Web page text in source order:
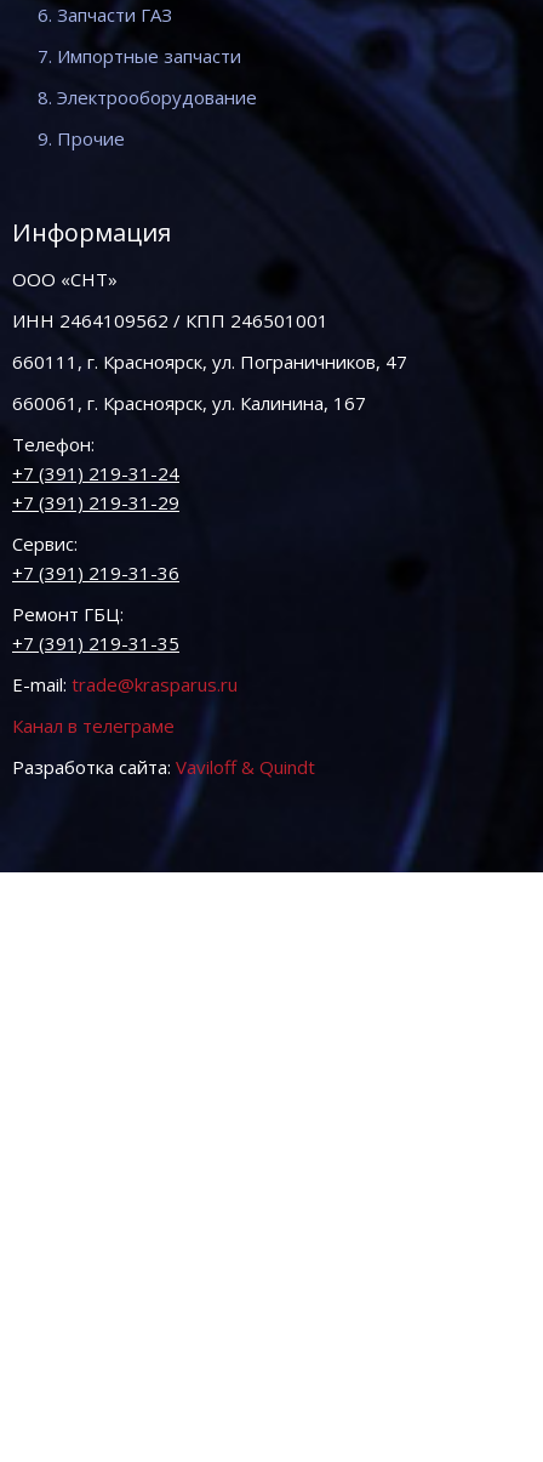
6. Запчасти ГАЗ
7. Импортные запчасти
8. Электрооборудование
9. Прочие
Информация
ООО «СНТ»
ИНН 2464109562 / КПП 246501001
660111, г. Красноярск, ул. Пограничников, 47
660061, г. Красноярск, ул. Калинина, 167
Телефон:
+7 (391) 219-31-24
+7 (391) 219-31-29
Сервис:
+7 (391) 219-31-36
Ремонт ГБЦ:
+7 (391) 219-31-35
E-mail: trade@krasparus.ru
Канал в телеграме
Разработка сайта: Vaviloff & Quindt